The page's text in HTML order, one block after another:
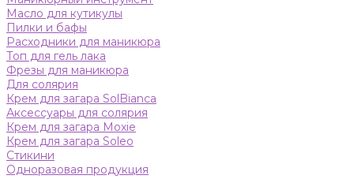
Масло для кутикулы
Пилки и бафы
Расходники для маникюра
Топ для гель лака
Фрезы для маникюра
Для солярия
Крем для загара SolBianca
Аксессуары для солярия
Крем для загара Moxie
Крем для загара Soleo
Стикини
Одноразовая продукция